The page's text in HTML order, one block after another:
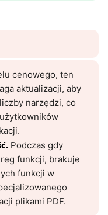
cenowego, ten
aktualizacji, aby
narzędzi, co
Podczas gdy
funkcji, brakuje
funkcji w
plikami PDF.